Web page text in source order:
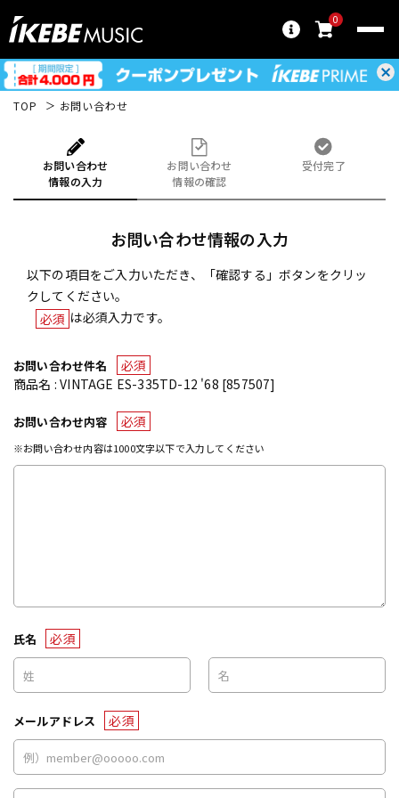
0
TOP お問い合わせ
お問い合わせ
情報の入力
お問い合わせ
情報の確認
受付完了
お問い合わせ情報の入力
以下の項目をご入力いただき、「確認する」ボタンをクリッ
クしてください。
必須 は必須入力です。
お問い合わせ件名
必須
商品名 : VINTAGE ES-335TD-12 '68 [857507]
お問い合わせ内容 必須
※お問い合わせ内容は1000文字以下で入力してください
氏名 必須
メールアドレス 必須